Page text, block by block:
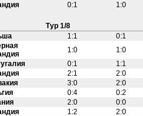
0:1 1:0
Тур 1/8
1:1 0:1
1:0 1:0
0:1 1:1
2:1 2:0
3:0 2:0
0:4 0:2
2:0 0:0
1:2 2:0